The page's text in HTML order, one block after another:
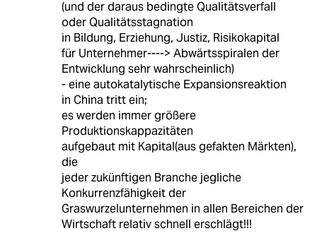
(und der daraus bedingte Qualitätsverfall
oder Qualitätsstagnation
in Bildung, Erziehung, Justiz, Risikokapital
für Unternehmer----> Abwärtsspiralen der
Entwicklung sehr wahrscheinlich)
- eine autokatalytische Expansionsreaktion
in China tritt ein;
es werden immer größere
Produktionskappazitäten
aufgebaut mit Kapital(aus gefakten Märkten),
die
jeder zukünftigen Branche jegliche
Konkurrenzfähigkeit der
Graswurzelunternehmen in allen Bereichen der
Wirtschaft relativ schnell erschlägt!!!